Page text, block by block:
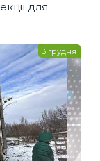
для
3 грудня